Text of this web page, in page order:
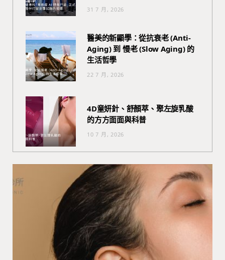
31 7 月, 2026
醫美的新顯學：從抗衰老 (Anti-
Aging) 到 慢老 (Slow Aging) 的
生活哲學
22 7 月, 2026
4D童妍針、舒顏萃、聚左旋乳酸
的方方面面與科普
10 7 月, 2026